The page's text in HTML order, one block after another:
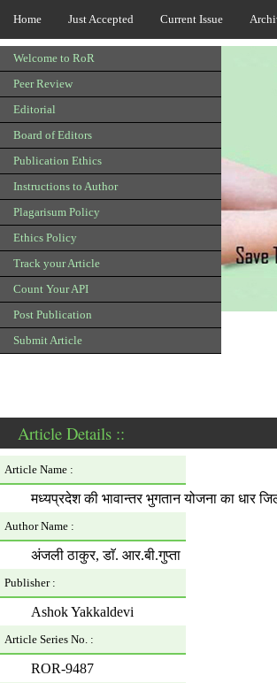
Home Just Accepted Current Issue
Welcome to RoR
Peer Review
Editorial
Board of Editors
Publication Ethics
Instructions to Author
Plagarisum Policy
Ethics Policy
Track your Article
Count Your API
Post Publication
Submit Article
Article Details ::
Article Name :
मध्यप्रदेश की भावान्तर भुगतान योजना का धार
Author Name :
अंजली ठाकुर, डाॅ. आर.बी.गुप्ता
Publisher :
Ashok Yakkaldevi
Article Series No. :
ROR-9487